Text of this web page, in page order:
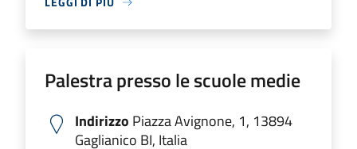
Palestra presso le scuole medie
Indirizzo Piazza Avignone, 1, 13894
Gaglianico BI, Italia